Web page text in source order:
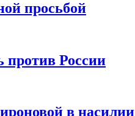
просьбой
против России
в насилии